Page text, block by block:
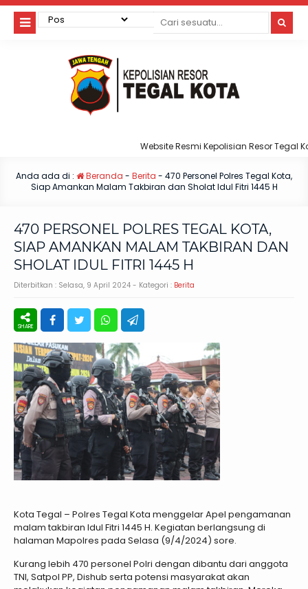
Website Resmi Kepolisian Resor Tegal Kota
Anda ada di : Beranda - Berita - 470 Personel Polres Tegal Kota,
Siap Amankan Malam Takbiran dan Sholat Idul Fitri 1445 H
470 PERSONEL POLRES TEGAL KOTA,
SIAP AMANKAN MALAM TAKBIRAN DAN
SHOLAT IDUL FITRI 1445 H
Diterbitkan : Selasa, 9 April 2024 - Kategori : Berita
Kota Tegal – Polres Tegal Kota menggelar Apel pengamanan
malam takbiran Idul Fitri 1445 H. Kegiatan berlangsung di
halaman Mapolres pada Selasa (9/4/2024) sore.
Kurang lebih 470 personel Polri dengan dibantu dari anggota
TNI, Satpol PP, Dishub serta potensi masyarakat akan